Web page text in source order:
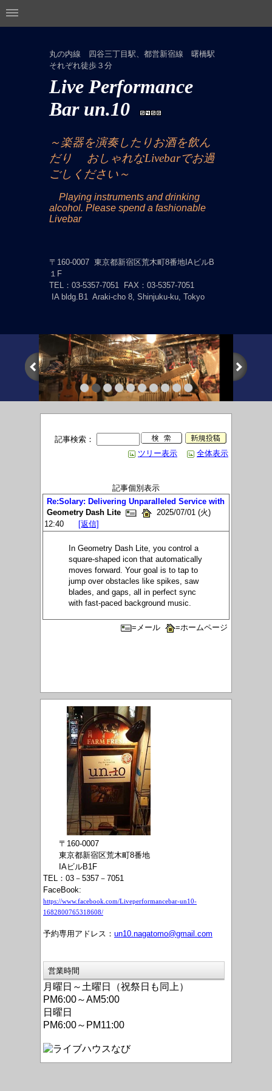
丸の内線 四谷三丁目駅、都営新宿線 曙橋駅
それぞれ徒歩３分
Live Performance
Bar un.10
～楽器を演奏したりお酒を飲ん
だり
おしゃれなLivebarでお過
ごしください～
Playing instruments and drinking
alcohol. Please spend a fashionable
Livebar
〒160-0007 東京都新宿区荒木町8番地IAビルB
１F
TEL：03-5357-7051
FAX：03-5357-7051
IA bldg.B1 Araki-cho 8, Shinjuku-ku, Tokyo
記事検索：
ツリー表示
全体表示
記事個別表示
Re:Solary: Delivering Unparalleled Service with
Geometry Dash Lite
2025/07/01 (火)
12:40
[返信]
In Geometry Dash Lite, you control a
square-shaped icon that automatically
moves forward. Your goal is to tap to
jump over obstacles like spikes, saw
blades, and gaps, all in perfect sync
with fast-paced background music.
=メール =ホームページ
〒160-0007
東京都新宿区荒木町8番地
IAビルB1F
TEL：03－5357－7051
FaceBook:
https://www.facebook.com/Liveperformancebar-un10-
1682800765318608/
予約専用アドレス： un10.nagatomo@gmail.com
営業時間
月曜日～土曜日（祝祭日も同上）
PM6:00～AM5:00
日曜日
PM6:00～PM11:00